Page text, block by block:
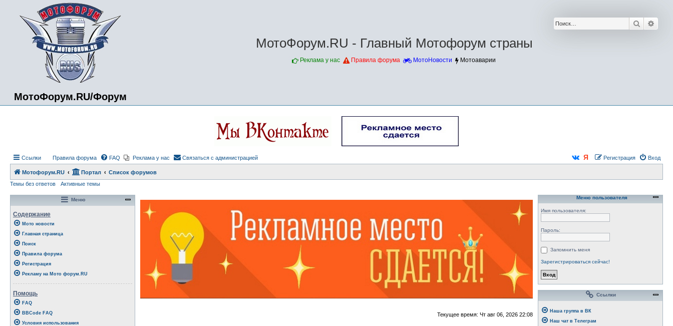
МотоФорум.RU/Форум
Поиск
МотоФорум.RU - Главный Мотофорум страны
Реклама у нас Правила форума МотоНовости Мотоаварии
Ссылки Правила форума FAQ Реклама у нас Связаться с администрацией Вход
Регистрация
Мотофорум.RU Портал
Список форумов
Темы без ответов
Активные темы
Текущее время: Чт авг 06, 2026 22:08
Меню
Содержание
Мото новости
Главная страница
Поиск
Правила форума
Регистрация
Рекламу на Мото форум.RU
Помощь
FAQ
BBCode FAQ
Условия использования
Меню пользователя
Имя пользователя:
Пароль:
Запомнить меня
Зарегистрироваться сейчас!
Ссылки
Наша группа в ВК
Наш чат в Телеграм